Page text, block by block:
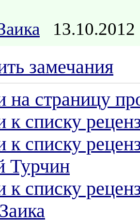
замечания
на страницу
к списку
к списку
Турчин
к списку